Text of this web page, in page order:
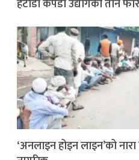
हेटौँडा कपडा उद्योगका तान
‘अनलाइन होइन लाइन’को